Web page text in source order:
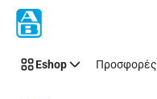
Παράλειψη
Eshop Προσφορές